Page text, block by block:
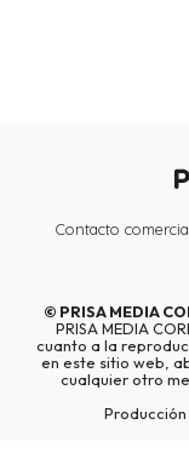
Contacto
© PRISA MEDIA
PRISA MEDIA
cuanto a la
en este sitio web,
cualquier otro
Producción